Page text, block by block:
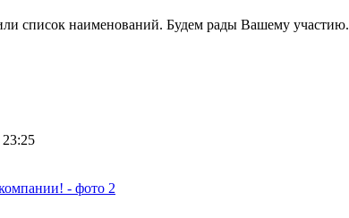
список наименований. Будем рады Вашему участию.